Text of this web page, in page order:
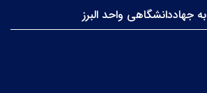
جهاددانشگاهی واحد البرز